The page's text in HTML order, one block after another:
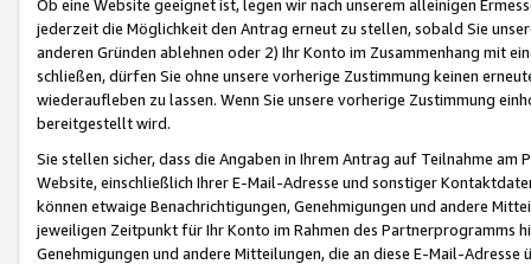
Ob eine Website geeignet ist, legen wir nach unserem alleinigen
jederzeit die Möglichkeit den Antrag erneut zu stellen, sobald Sie
anderen Gründen ablehnen oder 2) Ihr Konto im Zusammenhang mit
schließen, dürfen Sie ohne unsere vorherige Zustimmung keinen
wiederaufleben zu lassen. Wenn Sie unsere vorherige Zustimmung
bereitgestellt wird.
Sie stellen sicher, dass die Angaben in Ihrem Antrag auf Teilnahme
Website, einschließlich Ihrer E-Mail-Adresse und sonstiger
können etwaige Benachrichtigungen, Genehmigungen und andere
jeweiligen Zeitpunkt für Ihr Konto im Rahmen des Partnerprogramms
Genehmigungen und andere Mitteilungen, die an diese E-Mail-